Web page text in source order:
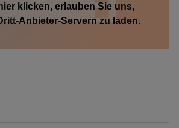
klicken, erlauben Sie uns,
Anbieter-Servern zu laden.